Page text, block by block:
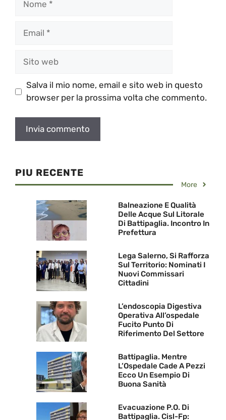
Salva il mio nome, email e sito web in questo
browser per la prossima volta che commento.
PIU RECENTE
More
Balneazione E Qualità
Delle Acque Sul Litorale
Di Battipaglia. Incontro In
Prefettura
Lega Salerno, Si Rafforza
Sul Territorio: Nominati I
Nuovi Commissari
Cittadini
L’endoscopia Digestiva
Operativa All’ospedale
Fucito Punto Di
Riferimento Del Settore
Battipaglia. Mentre
L’Ospedale Cade A Pezzi
Ecco Un Esempio Di
Buona Sanità
Evacuazione P.O. Di
Battipaglia. Cisl-Fp: